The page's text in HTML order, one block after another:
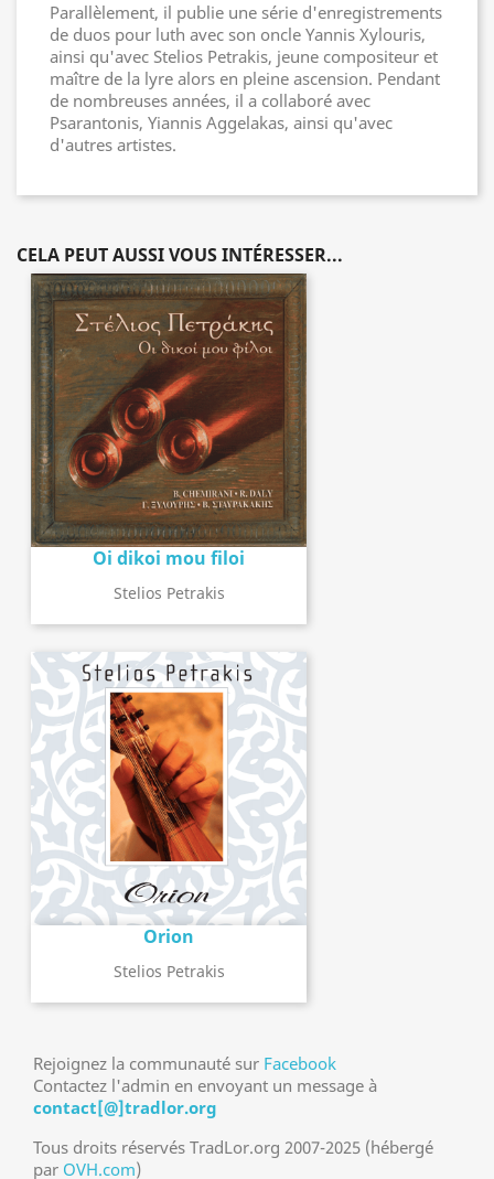
Parallèlement, il publie une série d'enregistrements
de duos pour luth avec son oncle Yannis Xylouris,
ainsi qu'avec Stelios Petrakis, jeune compositeur et
maître de la lyre alors en pleine ascension. Pendant
de nombreuses années, il a collaboré avec
Psarantonis, Yiannis Aggelakas, ainsi qu'avec
d'autres artistes.
CELA PEUT AUSSI VOUS INTÉRESSER...
Oi dikoi mou filoi
Stelios Petrakis
Orion
Stelios Petrakis
Rejoignez la communauté sur Facebook
Contactez l'admin en envoyant un message à
contact[@]tradlor.org
Tous droits réservés TradLor.org 2007-2025 (hébergé
par OVH.com)